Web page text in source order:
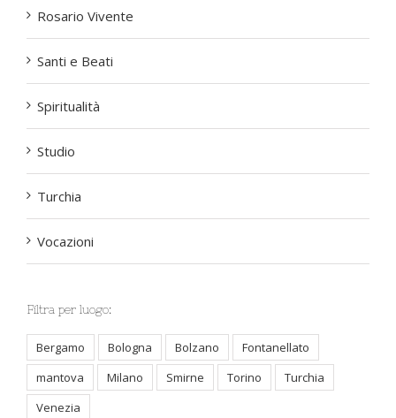
Rosario Vivente
Santi e Beati
Spiritualità
Studio
Turchia
Vocazioni
Filtra per luogo:
Bergamo Bologna Bolzano
Fontanellato
mantova
Milano Smirne Torino
Turchia
Venezia